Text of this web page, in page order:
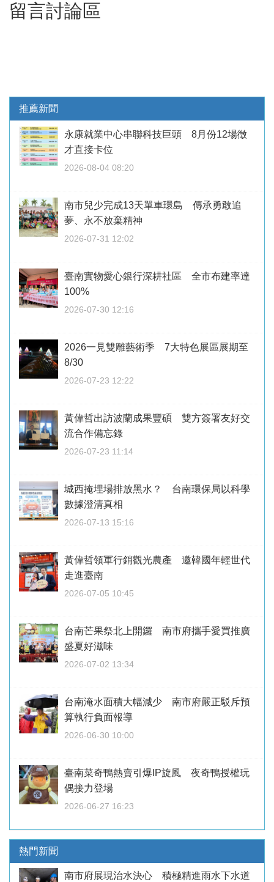
留言討論區
推薦新聞
永康就業中心串聯科技巨頭 8月份12場徵
才直接卡位
2026-08-04 08:20
南市兒少完成13天單車環島 傳承勇敢追
夢、永不放棄精神
2026-07-31 12:02
臺南實物愛心銀行深耕社區 全市布建率達
100%
2026-07-30 12:16
2026一見雙雕藝術季 7大特色展區展期至
8/30
2026-07-23 12:22
黃偉哲出訪波蘭成果豐碩 雙方簽署友好交
流合作備忘錄
2026-07-23 11:14
城西掩埋場排放黑水？ 台南環保局以科學
數據澄清真相
2026-07-13 15:16
黃偉哲領軍行銷觀光農產 邀韓國年輕世代
走進臺南
2026-07-05 10:45
台南芒果祭北上開鑼 南市府攜手愛買推廣
盛夏好滋味
2026-07-02 13:34
台南淹水面積大幅減少 南市府嚴正駁斥預
算執行負面報導
2026-06-30 10:00
臺南菜奇鴨熱賣引爆IP旋風 夜奇鴨授權玩
偶接力登場
2026-06-27 16:23
熱門新聞
南市府展現治水決心 積極精進雨水下水道